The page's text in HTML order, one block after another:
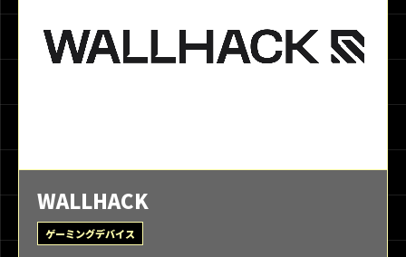
WALLHACK
ゲーミングデバイス